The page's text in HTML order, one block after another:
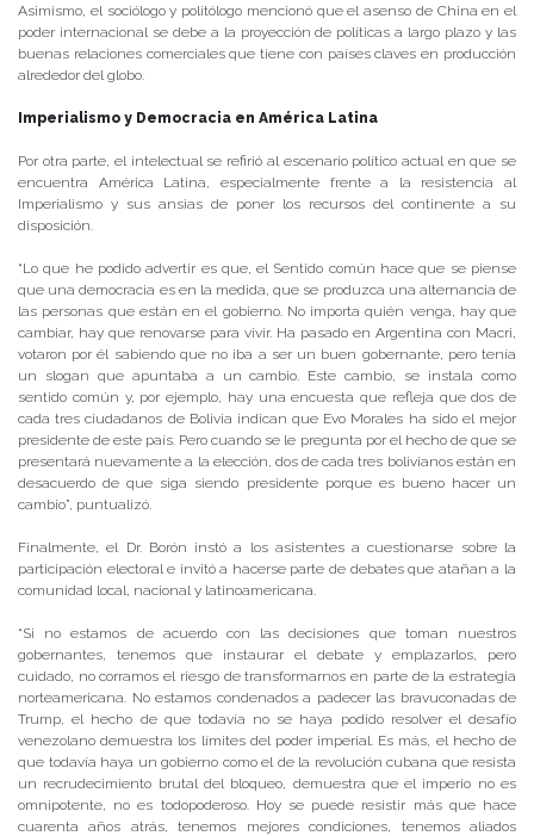
Asimismo, el sociólogo y politólogo mencionó que el asenso de China en el
poder internacional se debe a la proyección de políticas a largo plazo y las
buenas relaciones comerciales que tiene con países claves en producción
alrededor del globo.
Imperialismo y Democracia en América Latina
Por otra parte, el intelectual se refirió al escenario político actual en que se
encuentra América Latina, especialmente frente a la resistencia al
Imperialismo y sus ansias de poner los recursos del continente a su
disposición.
“Lo que he podido advertir es que, el Sentido común hace que se piense
que una democracia es en la medida, que se produzca una alternancia de
las personas que están en el gobierno. No importa quién venga, hay que
cambiar, hay que renovarse para vivir. Ha pasado en Argentina con Macri,
votaron por él sabiendo que no iba a ser un buen gobernante, pero tenía
un slogan que apuntaba a un cambio. Este cambio, se instala como
sentido común y, por ejemplo, hay una encuesta que refleja que dos de
cada tres ciudadanos de Bolivia indican que Evo Morales ha sido el mejor
presidente de este país. Pero cuando se le pregunta por el hecho de que se
presentará nuevamente a la elección, dos de cada tres bolivianos están en
desacuerdo de que siga siendo presidente porque es bueno hacer un
cambio”, puntualizó.
Finalmente, el Dr. Borón instó a los asistentes a cuestionarse sobre la
participación electoral e invitó a hacerse parte de debates que atañan a la
comunidad local, nacional y latinoamericana.
“Si no estamos de acuerdo con las decisiones que toman nuestros
gobernantes, tenemos que instaurar el debate y emplazarlos, pero
cuidado, no corramos el riesgo de transformarnos en parte de la estrategia
norteamericana. No estamos condenados a padecer las bravuconadas de
Trump, el hecho de que todavía no se haya podido resolver el desafío
venezolano demuestra los límites del poder imperial. Es más, el hecho de
que todavía haya un gobierno como el de la revolución cubana que resista
un recrudecimiento brutal del bloqueo, demuestra que el imperio no es
omnipotente, no es todopoderoso. Hoy se puede resistir más que hace
cuarenta años atrás, tenemos mejores condiciones, tenemos aliados